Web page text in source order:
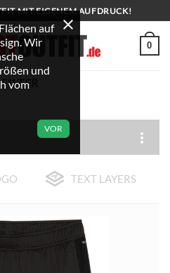
MIT EIGENEM AUFDRUCK!
0
FILTER
TEXT LAYERS
auf
Wir
und
vom
VOR